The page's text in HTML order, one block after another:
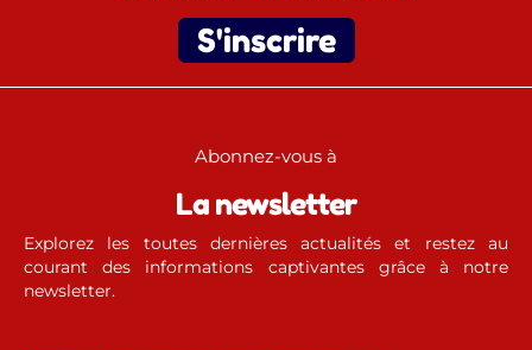
S'inscrire
Abonnez-vous à
La newsletter
Explorez les toutes dernières actualités et restez au
courant des informations captivantes grâce à notre
newsletter.